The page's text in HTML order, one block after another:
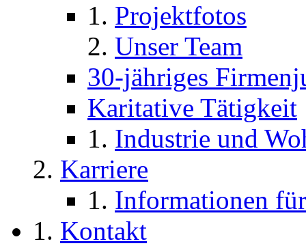
Projektfotos
Unser Team
30-jähriges
Karitative Tätigkeit
Industrie und
Karriere
Informationen
Kontakt